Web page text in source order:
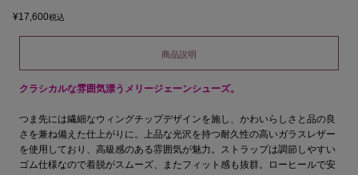
¥17,600税込
商品説明
クラシカルな雰囲気漂うメリージェーンシューズ。
つま先には繊細なウィングチップデザインを施し、かわいらしさと品の良
さを兼ね備えた仕上がりに。上品な光沢を持つ耐久性の高いガラスレザー
を使用しており、高級感のある雰囲気が魅力。ストラップは調節しやすい
ゴム仕様なので着脱がスムーズ、またフィット感も抜群。ローヒールで安